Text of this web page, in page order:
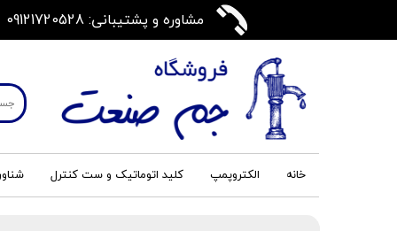
مشاوره و پشتیبانی: 09121720528
خانه الکتروپمپ کلید اتوماتیک و ست کنترل